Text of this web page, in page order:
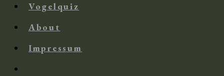
Vogelquiz
About
Impressum